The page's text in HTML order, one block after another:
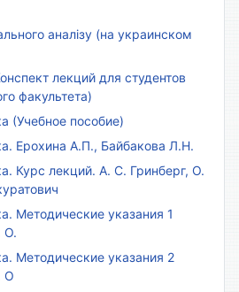
аналізу (на украинском
лекций для студентов
факультета)
(Учебное пособие)
Ерохина А.П., Байбакова Л.Н.
Курс лекций. А. С. Гринберг, О.
Методические указания 1
О.
Методические указания 2
О